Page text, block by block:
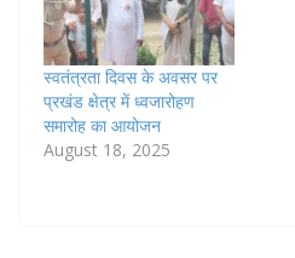
स्वतंत्रता दिवस के अवसर पर
प्रखंड क्षेत्र में ध्वजारोहण
समारोह का आयोजन
August 18, 2025